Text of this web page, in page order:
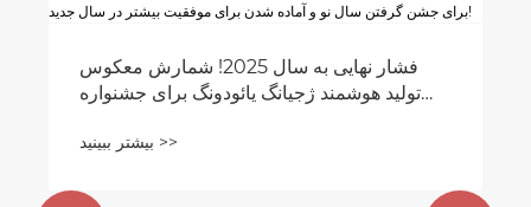
فشار نهایی به سال 2025! شمارش معکوس
تولید هوشمند ژجیانگ یائودونگ برای جشنواره
برای جشن گرفتن سال نو و آماده شدن برای
بیشتر ببینید >>